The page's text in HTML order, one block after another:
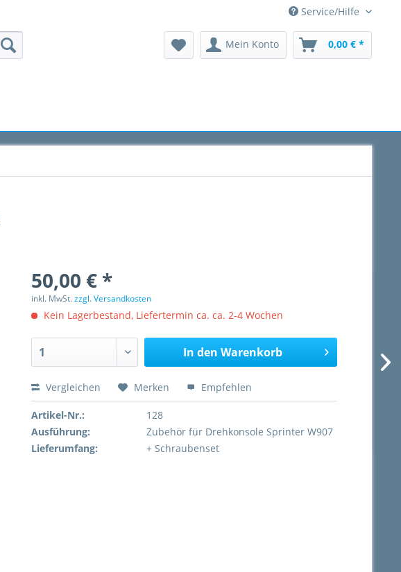
Service/Hilfe
Mein Konto 0,00 € *
50,00 € *
inkl. MwSt.zzgl. Versandkosten
Kein Lagerbestand, Liefertermin ca. ca. 2-4 Wochen
In den Warenkorb
Vergleichen Merken Empfehlen
Artikel-Nr.:
128
Ausführung:
Zubehör für Drehkonsole Sprinter W907
Lieferumfang:
+ Schraubenset